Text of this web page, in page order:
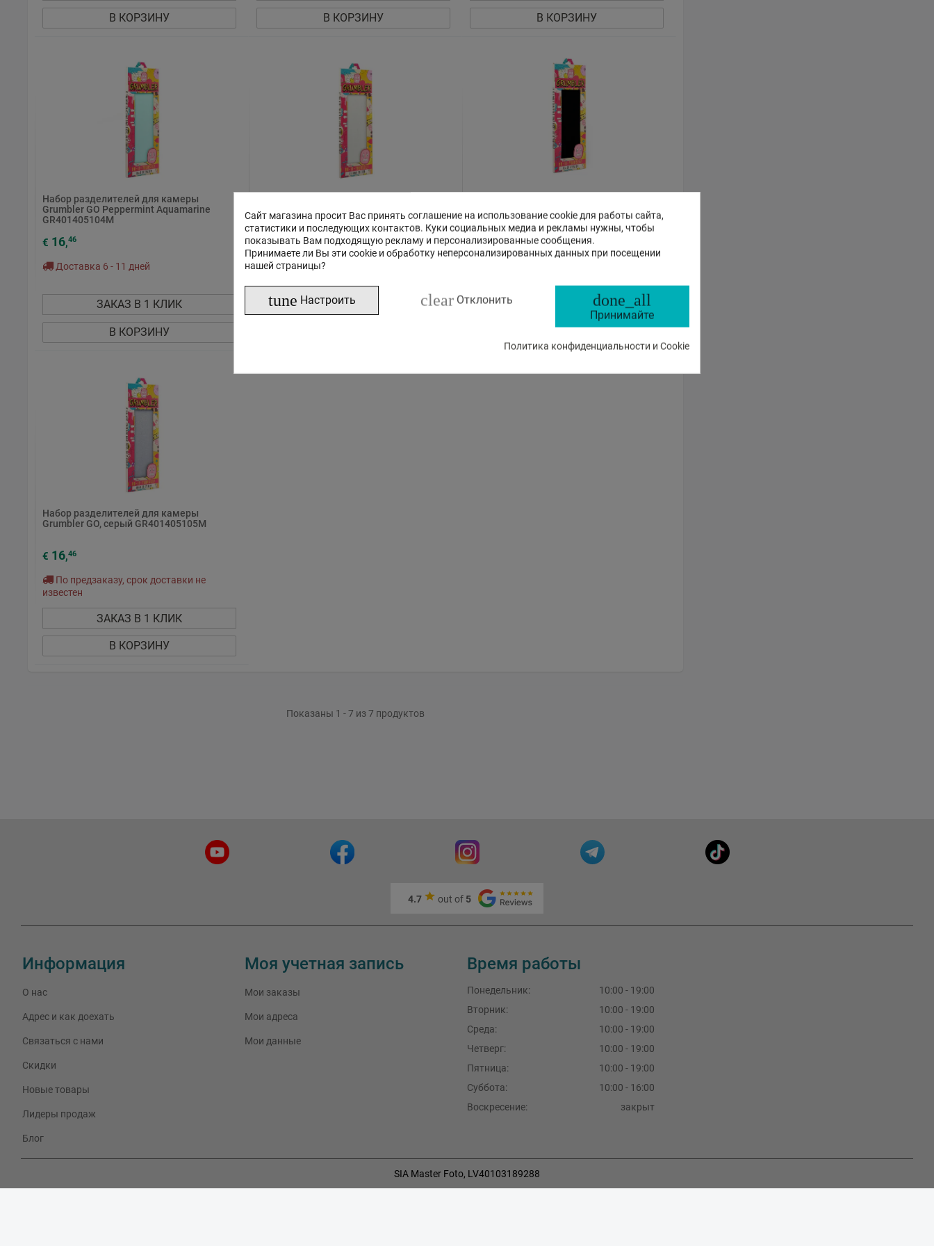
Сайт магазина просит Вас принять соглашение на использование cookie для работы сайта,
статистики и последующих контактов. Куки социальных медиа и рекламы нужны, чтобы
показывать Вам подходящую рекламу и персонализированные сообщения.
Принимаете ли Вы эти cookie и обработку неперсонализированных данных при посещении
нашей страницы?
tune Настроить clear Отклонить done_all
Принимайте
Политика конфиденциальности и Cookie
В КОРЗИНУ В КОРЗИНУ В КОРЗИНУ
Набор разделителей для камеры
Grumbler GO Peppermint Aquamarine
GR401405104M
€ 16,46
Доставка 6 - 11 дней
ЗАКАЗ В 1 КЛИК
В КОРЗИНУ
Grumbler GO Sand GR401405106M
€16,95
По предзаказу, срок доставки не
ЗАКАЗ В 1 КЛИК
Grumbler GO, графитовый черный
GR401405100M
€16,46
ЗАКАЗ В 1 КЛИК
В КОРЗИНУ
Набор разделителей для камеры
Grumbler GO, серый GR401405105M
€ 16,46
По предзаказу, срок доставки не
известен
ЗАКАЗ В 1 КЛИК
В КОРЗИНУ
Показаны 1 - 7 из 7 продуктов
4.7 out of 5
Информация
О нас
Адрес и как доехать
Связаться с нами
Скидки
Новые товары
Лидеры продаж
Блог
Моя учетная запись
Мои заказы
Мои адреса
Мои данные
Время работы
Понедельник:
10:00 - 19:00
Вторник:
10:00 - 19:00
Среда:
10:00 - 19:00
Четверг:
10:00 - 19:00
Пятница:
10:00 - 19:00
Суббота:
10:00 - 16:00
Воскресение:
закрыт
SIA Master Foto, LV40103189288